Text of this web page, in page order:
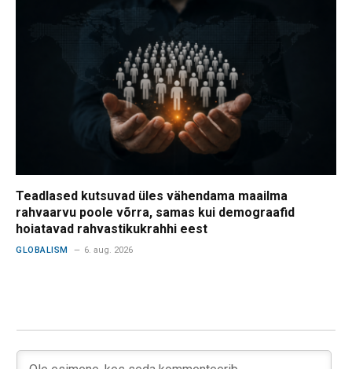
Teadlased kutsuvad üles vähendama maailma
rahvaarvu poole võrra, samas kui demograafid
hoiatavad rahvastikukrahhi eest
GLOBALISM 6. aug. 2026